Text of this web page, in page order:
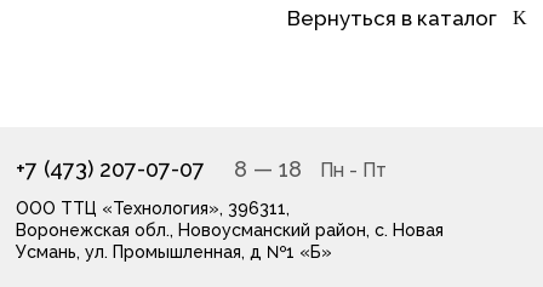
Вернуться в каталог
+7 (473) 207-07-07 8 — 18
ООО ТТЦ «Технология», 396311,
Воронежская обл., Новоусманский район, с. Новая
Усмань, ул. Промышленная, д №1 «Б»